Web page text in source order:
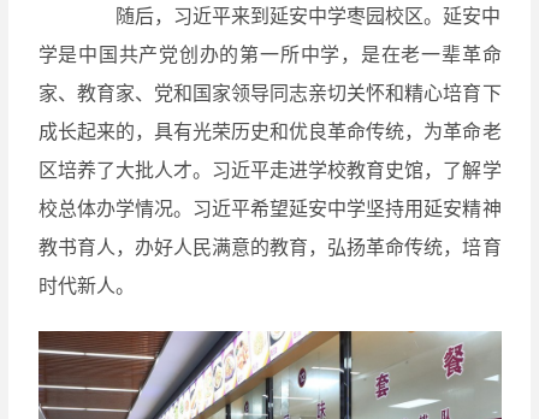
随后，习近平来到延安中学枣园校区。延安中
学是中国共产党创办的第一所中学，是在老一辈革命
家、教育家、党和国家领导同志亲切关怀和精心培育下
成长起来的，具有光荣历史和优良革命传统，为革命老
区培养了大批人才。习近平走进学校教育史馆，了解学
校总体办学情况。习近平希望延安中学坚持用延安精神
教书育人，办好人民满意的教育，弘扬革命传统，培育
时代新人。